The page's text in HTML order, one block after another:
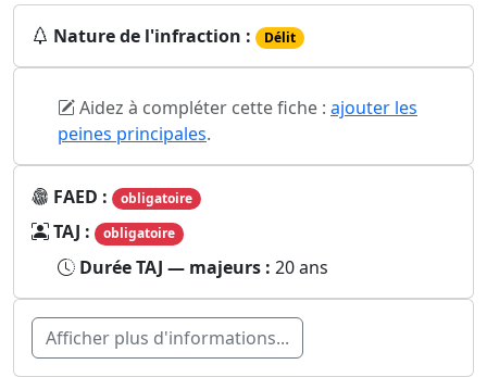
Nature de l'infraction : Délit
Aidez à compléter cette fiche : ajouter les
peines principales.
FAED : obligatoire
TAJ : obligatoire
Durée TAJ — majeurs : 20 ans
Afficher plus d'informations...